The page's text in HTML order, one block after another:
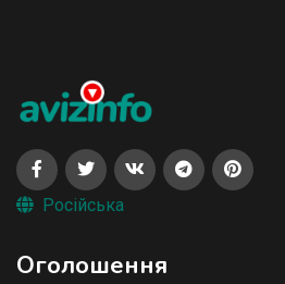
Російська
Оголошення